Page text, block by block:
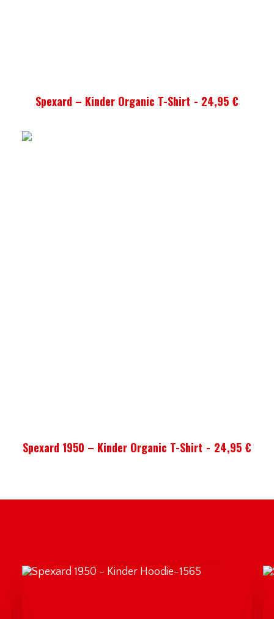
AUSFÜHRUNG WÄHLEN
Spexard – Kinder Organic T-Shirt 24,95 €
AUSFÜHRUNG WÄHLEN
Spexard 1950 – Kinder Organic T-Shirt 24,95 €